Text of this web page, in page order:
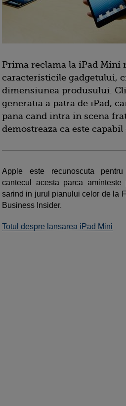
Prima reclama la iPad Mini
caracteristicile gadgetului,
dimensiunea produsului.
generatia a patra de iPad,
pana cand intra in scena
demostreaza ca este
Apple este recunoscuta
cantecul acesta parca
sarind in jurul pianului celor de la
Business Insider.
Totul despre lansarea iPad Mini